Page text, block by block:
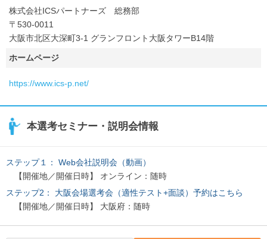
株式会社ICSパートナーズ 総務部
〒530-0011
大阪市北区大深町3-1 グランフロント大阪タワーB14階
ホームページ
https://www.ics-p.net/
本選考セミナー・説明会情報
ステップ１： Web会社説明会（動画）
【開催地／開催日時】 オンライン：随時
ステップ2： 大阪会場選考会（適性テスト+面談）予約はこちら
【開催地／開催日時】 大阪府：随時